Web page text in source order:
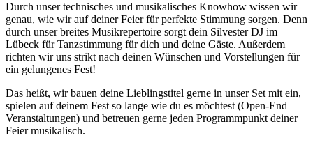
Durch unser technisches und musikalisches Knowhow wissen wir
genau, wie wir auf deiner Feier für perfekte Stimmung sorgen. Denn
durch unser breites Musikrepertoire sorgt dein Silvester DJ im
Lübeck für Tanzstimmung für dich und deine Gäste. Außerdem
richten wir uns strikt nach deinen Wünschen und Vorstellungen für
ein gelungenes Fest!
Das heißt, wir bauen deine Lieblingstitel gerne in unser Set mit ein,
spielen auf deinem Fest so lange wie du es möchtest (Open-End
Veranstaltungen) und betreuen gerne jeden Programmpunkt deiner
Feier musikalisch.